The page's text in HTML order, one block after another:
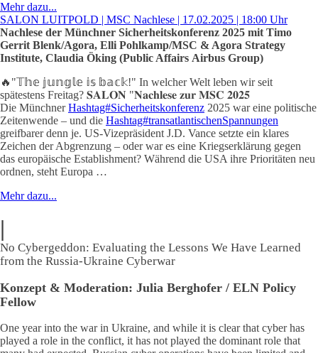
Mehr dazu...
SALON LUITPOLD | MSC Nachlese | 17.02.2025 | 18:00 Uhr
Nachlese der Münchner Sicherheitskonferenz 2025 mit Timo
Gerrit Blenk/Agora, Elli Pohlkamp/MSC & Agora Strategy
Institute, Claudia Öking (Public Affairs Airbus Group)
🔥"𝕋𝕙𝕖 𝕛𝕦𝕟𝕘𝕝𝕖 𝕚𝕤 𝕓𝕒𝕔𝕜!" In welcher Welt leben wir seit
spätestens Freitag? 𝐒𝐀𝐋𝐎𝐍 "𝐍𝐚𝐜𝐡𝐥𝐞𝐬𝐞 𝐳𝐮𝐫 𝐌𝐒𝐂 𝟐𝟎𝟐𝟓
Die MünchnerHashtag#Sicherheitskonferenz 2025 war eine politische
Zeitenwende – und die Hashtag#transatlantischenSpannungen
greifbarer denn je. US-Vizepräsident J.D. Vance setzte ein klares
Zeichen der Abgrenzung – oder war es eine Kriegserklärung gegen
das europäische Establishment? Während die USA ihre Prioritäten neu
ordnen, steht Europa …
Mehr dazu...
|
No Cybergeddon: Evaluating the Lessons We Have Learned
from the Russia-Ukraine Cyberwar
Konzept & Moderation: Julia Berghofer / ELN Policy
Fellow
One year into the war in Ukraine, and while it is clear that cyber has
played a role in the conflict, it has not played the dominant role that